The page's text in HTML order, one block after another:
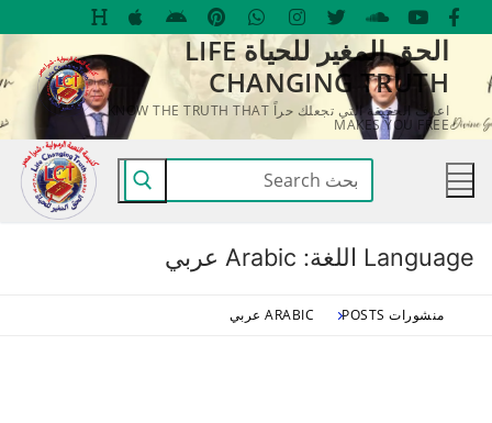
التجاوز
المحتوى
الحق المغير للحياة LIFE
CHANGING TRUTH
اعرف الحقيقة التي تجعلك حراً KNOW THE TRUTH THAT
MAKES YOU FREE
البحث
عن:
Language اللغة: Arabic عربي
منشورات POSTS ARABIC عربي